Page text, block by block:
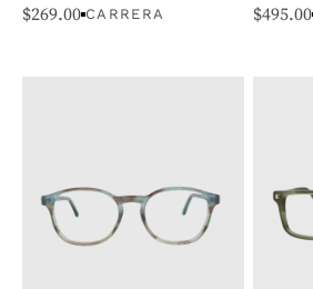
$269.00 CARRERA $495.00